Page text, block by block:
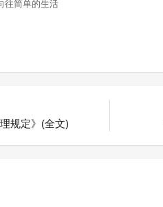
往简单的生活
规定》(全文)